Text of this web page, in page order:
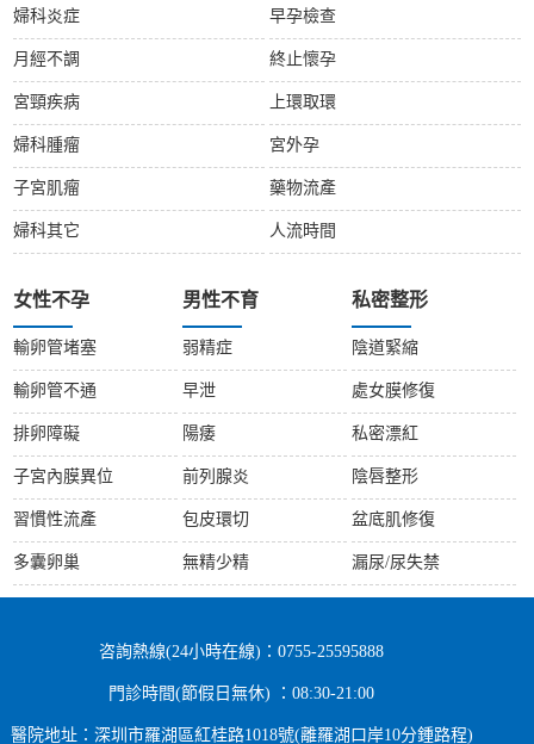
婦科炎症
月經不調
宮頸疾病
婦科腫瘤
子宮肌瘤
婦科其它
早孕檢查
終止懷孕
上環取環
宮外孕
藥物流產
人流時間
女性不孕
輸卵管堵塞
輸卵管不通
排卵障礙
子宮內膜異位
習慣性流產
多囊卵巢
男性不育
弱精症
早泄
陽痿
前列腺炎
包皮環切
無精少精
私密整形
陰道緊縮
處女膜修復
私密漂紅
陰唇整形
盆底肌修復
漏尿/尿失禁
咨詢熱線(24小時在線)：0755-25595888
門診時間(節假日無休) ：08:30-21:00
醫院地址：深圳市羅湖區紅桂路1018號(離羅湖口岸10分鍾路程)